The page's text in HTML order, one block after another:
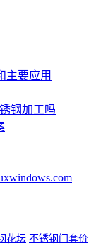
主要应用
钢加工吗
花坛 不锈钢门套价